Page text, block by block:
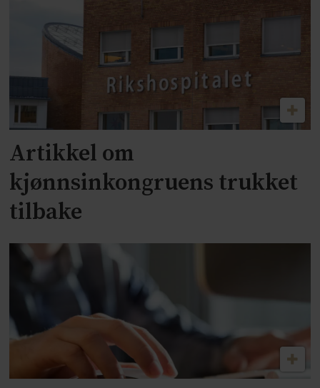
Artikkel om
kjønnsinkongruens trukket
tilbake